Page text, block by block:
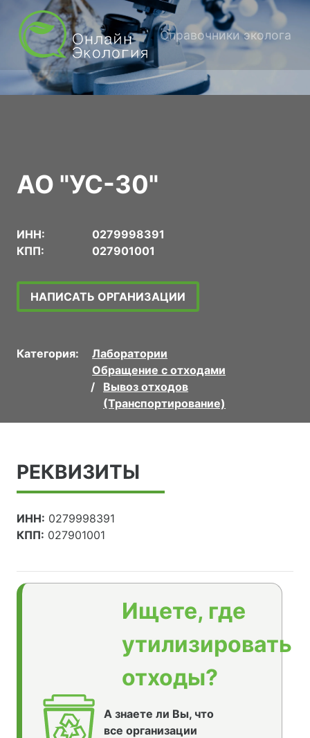
Справочники эколога
АО "УС-30"
ИНН:
0279998391
КПП:
027901001
НАПИСАТЬ ОРГАНИЗАЦИИ
Категория:
Лаборатории
Обращение с отходами
Вывоз отходов
(Транспортирование)
РЕКВИЗИТЫ
ИНН: 0279998391
КПП: 027901001
Ищете, где
утилизировать
отходы?
А знаете ли Вы, что
все организации